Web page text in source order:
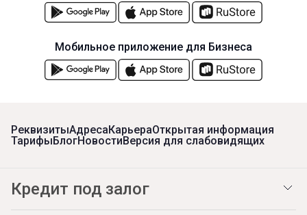
РеквизитыАдресаКарьераОткрытая информация
ТарифыБлогНовостиВерсия для слабовидящих
Кредит под залог
Мобильное приложение для Бизнеса